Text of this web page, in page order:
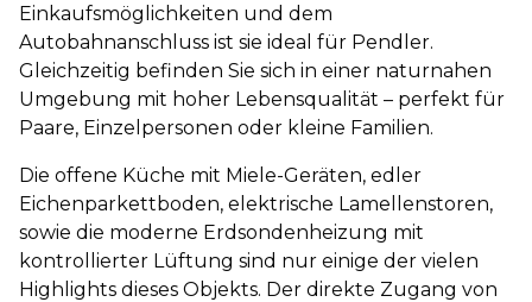
Einkaufsmöglichkeiten und dem
Autobahnanschluss ist sie ideal für Pendler.
Gleichzeitig befinden Sie sich in einer naturnahen
Umgebung mit hoher Lebensqualität – perfekt für
Paare, Einzelpersonen oder kleine Familien.
Die offene Küche mit Miele-Geräten, edler
Eichenparkettboden, elektrische Lamellenstoren,
sowie die moderne Erdsondenheizung mit
kontrollierter Lüftung sind nur einige der vielen
Highlights dieses Objekts. Der direkte Zugang von